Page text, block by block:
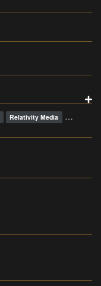
Relativity Media
…